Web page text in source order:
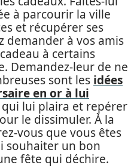
à parcourir la ville
et récupérer ses
demander à vos amis
à certains
Demandez-leur de ne
sont les idées
en or à lui
qui lui plaira et repérer
le dissimuler. À la
vous que vous êtes
souhaiter un bon
fête qui déchire.